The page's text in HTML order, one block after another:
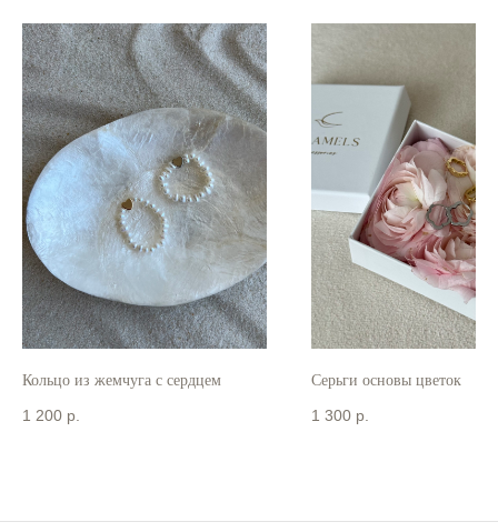
Кольцо из жемчуга с сердцем
1 200 р.
Серьги основы цветок
1 300 р.